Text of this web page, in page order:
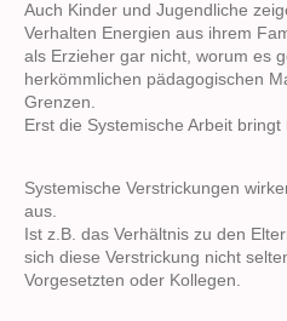
Auch Kinder und Jugendliche
Verhalten Energien aus ihrem
als Erzieher gar nicht, worum es
herkömmlichen pädagogischen
Grenzen.
Erst die Systemische Arbeit
Systemische Verstrickungen
aus.
Ist z.B. das Verhältnis zu den
sich diese Verstrickung nicht
Vorgesetzten oder Kollegen.